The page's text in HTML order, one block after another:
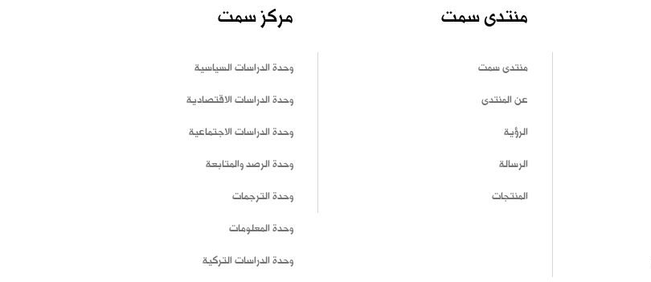
منتدى سمت
منتدى سمت
عن المنتدى
الرؤية
الرسالة
المنتجات
مركز سمت
وحدة الدراسات السياسية
وحدة الدراسات الاقتصادية
وحدة الدراسات الاجتماعية
وحدة الرصد والمتابعة
وحدة الترجمات
وحدة المعلومات
وحدة الدراسات التركية